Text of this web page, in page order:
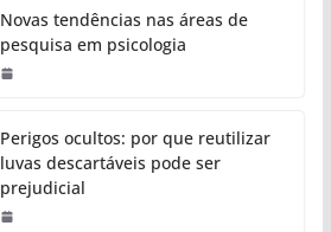
Novas tendências nas áreas de
pesquisa em psicologia
Perigos ocultos: por que reutilizar
luvas descartáveis pode ser
prejudicial